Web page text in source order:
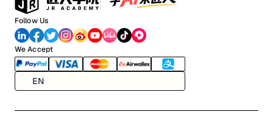
Follow Us
We Accept
EN